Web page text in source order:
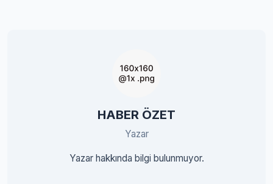
HABER ÖZET
Yazar
Yazar hakkında bilgi bulunmuyor.